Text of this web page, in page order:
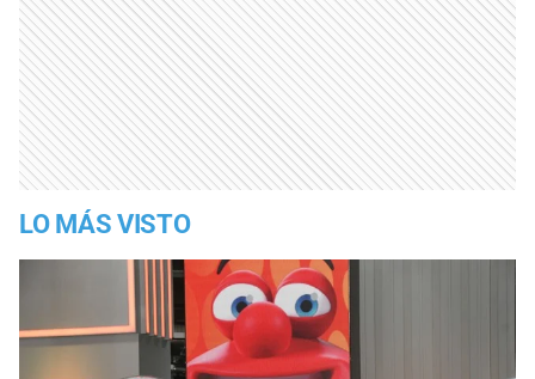
LO MÁS VISTO